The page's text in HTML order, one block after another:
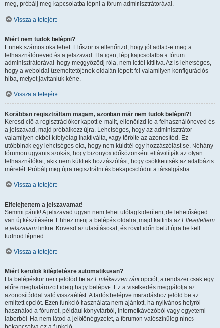
meg, próbálj meg kapcsolatba lépni a fórum adminisztrátorával.
Vissza a tetejére
Miért nem tudok belépni?
Ennek számos oka lehet. Először is ellenőrizd, hogy jól adtad-e meg a
felhasználóneved és a jelszavad. Ha igen, lépj kapcsolatba a fórum
adminisztrátorával, hogy meggyőződj róla, nem lettél kitiltva. Az is lehetséges,
hogy a weboldal üzemeltetőjének oldalán lépett fel valamilyen konfigurációs
hiba, melyet javítaniuk kéne.
Vissza a tetejére
Korábban regisztráltam magam, azonban már nem tudok belépni?!
Keresd elő a regisztrációkor kapott e-mailt, ellenőrizd le a felhasználóneved és
a jelszavad, majd próbálkozz újra. Lehetséges, hogy az adminisztrátor
valamilyen okból kifolyólag inaktiválta, vagy törölte az azonosítód. Ez
utóbbinak egy lehetséges oka, hogy nem küldtél egy hozzászólást se. Néhány
fórumon ugyanis szokás, hogy bizonyos időközönként eltávolítják az olyan
felhasználókat, akik nem küldtek hozzászólást, hogy csökkentsék az adatbázis
méretét. Próbálj meg újra regisztrálni és bekapcsolódni a társalgásba.
Vissza a tetejére
Elfelejtettem a jelszavamat!
Semmi pánik! A jelszavad ugyan nem lehet utólag kideríteni, de lehetőséged
van új készítésére. Ehhez menj a belépés oldalra, majd kattints az Elfelejtettem
a jelszavam linkre. Kövesd az utasításokat, és rövid időn belül újra be kell
tudnod lépned.
Vissza a tetejére
Miért kerülök kiléptetésre automatikusan?
Ha belépéskor nem jelölöd be az Emlékezzen rám opciót, a rendszer csak egy
előre meghatározott ideig hagy belépve. Ez a viselkedés meggátolja az
azonosítóddal való visszaélést. A tartós belépve maradáshoz jelöld be az
említett opciót. Ezen funkció használata nem ajánlott, ha nyilvános helyről
használod a fórumot, például könyvtárból, internetkávézóból vagy egyetemi
laborból. Ha nem látod a jelölőnégyzetet, a fórumon valószínűleg nincs
bekapcsolva ez a funkció.